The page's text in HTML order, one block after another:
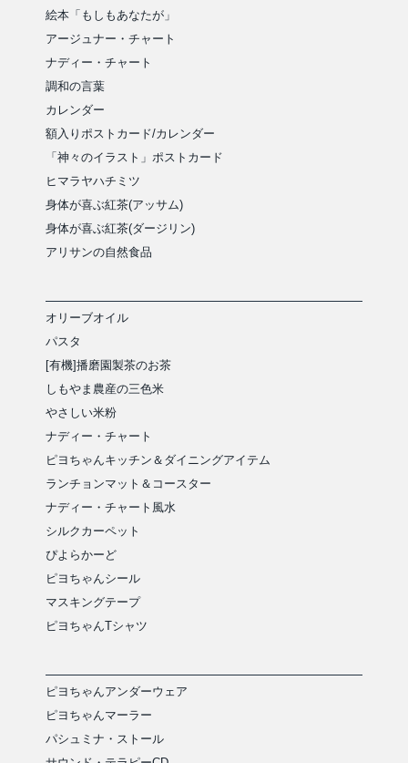
絵本「もしもあなたが」
アージュナー・チャート
ナディー・チャート
調和の言葉
カレンダー
額入りポストカード/カレンダー
「神々のイラスト」ポストカード
ヒマラヤハチミツ
身体が喜ぶ紅茶(アッサム)
身体が喜ぶ紅茶(ダージリン)
アリサンの自然食品
オリーブオイル
パスタ
[有機]播磨園製茶のお茶
しもやま農産の三色米
やさしい米粉
ナディー・チャート
ピヨちゃんキッチン＆ダイニングアイテム
ランチョンマット＆コースター
ナディー・チャート風水
シルクカーペット
ぴよらかーど
ピヨちゃんシール
マスキングテープ
ピヨちゃんTシャツ
ピヨちゃんアンダーウェア
ピヨちゃんマーラー
パシュミナ・ストール